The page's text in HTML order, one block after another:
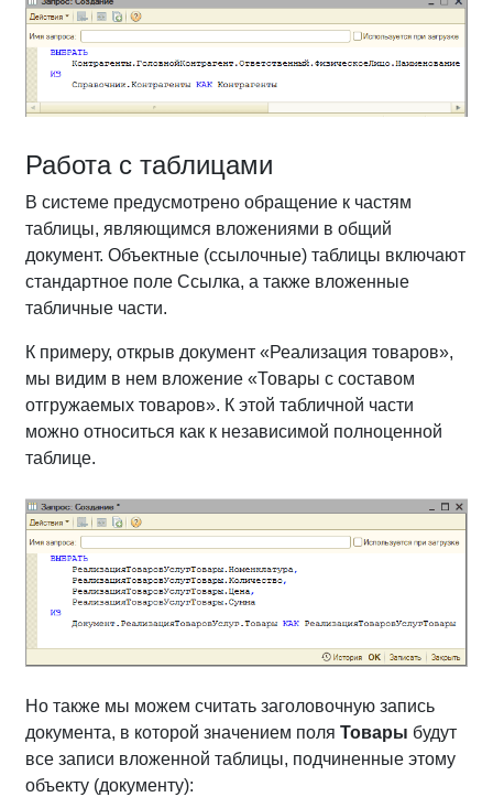
Работа с таблицами
В системе предусмотрено обращение к частям
таблицы, являющимся вложениями в общий
документ. Объектные (ссылочные) таблицы включают
стандартное поле Ссылка, а также вложенные
табличные части.
К примеру, открыв документ «Реализация товаров»,
мы видим в нем вложение «Товары с составом
отгружаемых товаров». К этой табличной части
можно относиться как к независимой полноценной
таблице.
Но также мы можем считать заголовочную запись
документа, в которой значением поля Товары будут
все записи вложенной таблицы, подчиненные этому
объекту (документу):